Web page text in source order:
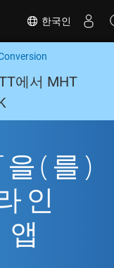
한국인
에서 MHT
(를)
인